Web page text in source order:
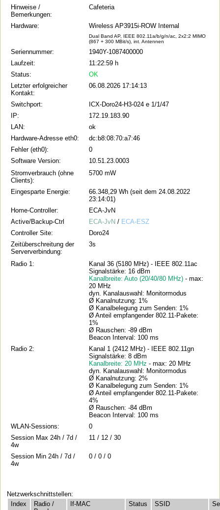
Computer-
und
Hinweise /
Bemerkungen:
Cafeteria
Hardware: Wireless AP3915i-ROW Internal
Dual Band AP, IEEE 802.11a/b/g/n/ac, 2x2:2 MIMO
(867 + 300 MBit/s), int. Antennen
Seriennummer:
1940Y-1087400000
Laufzeit:
11:22:59 h
Status:
OK
Letzter erfolgreicher
Kontakt:
06.08.2026 17:14:13
Switchport:
ICX-Doro24-H3-024 e 1/1/47
IP:
172.19.183.90
LAN:
ok
Hardware-Adresse eth0:
dc:b8:08:70:a7:46
Fehler (eth0):
0
Software Version:
10.51.23.0003
Stromverbrauch (ohne
Clients):
5700 mW
Eingesparte Energie:
66.348,29 Wh (seit dem 24.08.2022
23:14:01)
Home-Controller:
ECA-JvN
Active/Backup-Ctrl
ECA-JvN / ECA-ESZ
Controller Site:
Doro24
Zeitüberschreitung der
Serververbindung:
3s
Radio 1:
Kanal 36 (5180 MHz) - IEEE 802.11ac
Signalstärke: 16 dBm
Kanalbreite: Auto (20/40/80 MHz)- max:
20 MHz
dyn. Kanalauswahl: Monitormodus
Ø Kanalnutzung: 1%
Ø Kanalbelegung zum Senden: 1%
Ø Anteil empfangender 802.11-Pakete:
1%
Ø Rauschen: -89 dBm
Beacon Interval: 100 ms
Radio 2:
Kanal 1 (2412 MHz) - IEEE 802.11gn
Signalstärke: 8 dBm
Kanalbreite: 20 MHz- max: 20 MHz
dyn. Kanalauswahl: Monitormodus
Ø Kanalnutzung: 2%
Ø Kanalbelegung zum Senden: 1%
Ø Anteil empfangender 802.11-Pakete:
4%
Ø Rauschen: -84 dBm
Beacon Interval: 100 ms
WLAN-Sessions:
0
Session Max 24h / 7d /
4w
11 / 12 / 30
Session Min 24h / 7d /
4w
0 / 0 / 0
Netzwerkschnittstellen:
Index
Radio /
If-MAC Status SSID